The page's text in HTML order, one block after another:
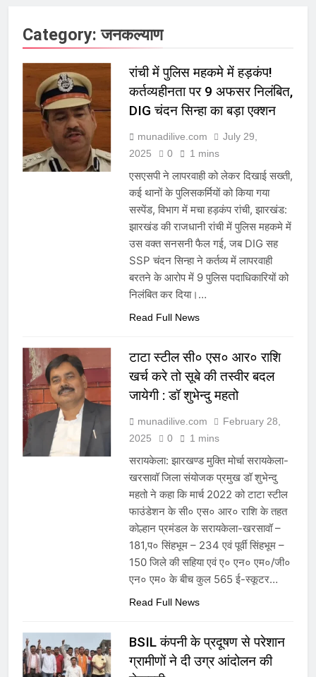
Category:जनकल्याण
रांची में पुलिस महकमे में हड़कंप!
कर्तव्यहीनता पर 9 अफसर निलंबित,
DIG चंदन सिन्हा का बड़ा एक्शन
munadilive.com
July 29,
2025
0 1 mins
एसएसपी ने लापरवाही को लेकर दिखाई सख्ती,
कई थानों के पुलिसकर्मियों को किया गया
सस्पेंड, विभाग में मचा हड़कंप रांची, झारखंड:
झारखंड की राजधानी रांची में पुलिस महकमे में
उस वक्त सनसनी फैल गई, जब DIG सह
SSP चंदन सिन्हा ने कर्तव्य में लापरवाही
बरतने के आरोप में 9 पुलिस पदाधिकारियों को
निलंबित कर दिया।…
Read Full News
टाटा स्टील सी० एस० आर० राशि
खर्च करे तो सूबे की तस्वीर बदल
जायेगी : डॉ शुभेन्दु महतो
munadilive.com
February 28,
2025
0 1 mins
सरायकेला: झारखण्ड मुक्ति मोर्चा सरायकेला-
खरसावॉ जिला संयोजक प्रमुख डॉ शुभेन्दु
महतो ने कहा कि मार्च 2022 को टाटा स्टील
फाउंडेशन के सी० एस० आर० राशि के तहत
कोल्हान प्रमंडल के सरायकेला-खरसावॉ –
181,प० सिंहभूम – 234 एवं पूर्वी सिंहभूम –
150 जिले की सहिया एवं ए० एन० एम०/जी०
एन० एम० के बीच कुल 565 ई-स्कूटर…
Read Full News
BSIL कंपनी के प्रदूषण से परेशान
ग्रामीणों ने दी उग्र आंदोलन की